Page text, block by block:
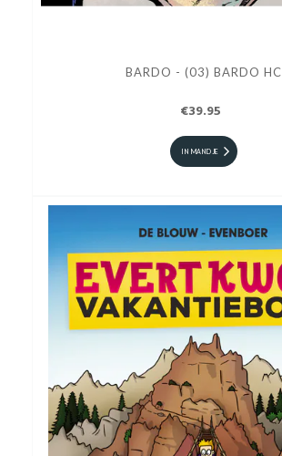
BARDO - (03) BARDO HC
€39.95
IN MANDJE